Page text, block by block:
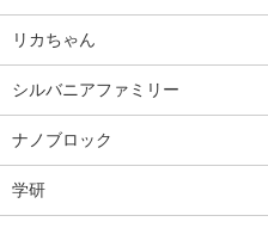
リカちゃん
シルバニアファミリー
ナノブロック
学研